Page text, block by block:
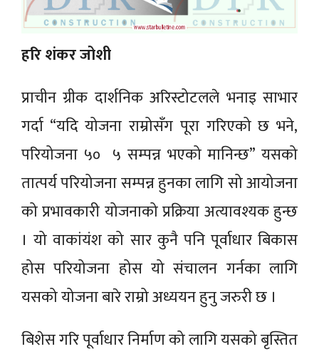
हरि शंकर जोशी
प्राचीन ग्रीक दार्शनिक अरिस्टोटलले भनाइ साभार
गर्दा “यदि योजना राम्रोसँग पूरा गरिएको छ भने,
परियोजना ५० ५ सम्पन्न भएको मानिन्छ” यसको
तात्पर्य परियोजना सम्पन्न हुनका लागि सो आयोजना
को प्रभावकारी योजनाको प्रक्रिया अत्यावश्यक हुन्छ
। यो वाकांयंश को सार कुनै पनि पूर्वाधार बिकास
होस परियोजना होस यो संचालन गर्नका लागि
यसको योजना बारे राम्रो अध्ययन हुनु जरुरी छ ।
बिशेस गरि पूर्वाधार निर्माण को लागि यसको बृस्तित